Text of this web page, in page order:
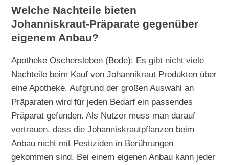
Welche Nachteile bieten
Johanniskraut-Präparate gegenüber
eigenem Anbau?
Apotheke Oschersleben (Bode): Es gibt nicht viele
Nachteile beim Kauf von Johannikraut Produkten über
eine Apotheke. Aufgrund der großen Auswahl an
Präparaten wird für jeden Bedarf ein passendes
Präparat gefunden. Als Nutzer muss man darauf
vertrauen, dass die Johanniskrautpflanzen beim
Anbau nicht mit Pestiziden in Berührungen
gekommen sind. Bei einem eigenen Anbau kann jeder